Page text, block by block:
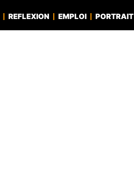
REFLEXION EMPLOI PORTRAIT